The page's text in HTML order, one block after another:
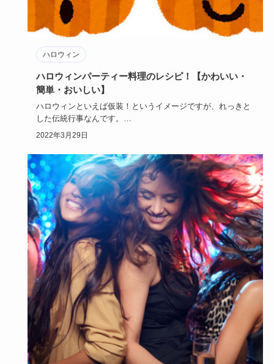
ハロウィン
ハロウィンパーティー料理のレシピ！【かわいい・
簡単・おいしい】
ハロウィンといえば仮装！というイメージですが、れっきと
した伝統行事なんです。
ですから伝統的な料理もちゃんと存在するんで…
2022年3月29日